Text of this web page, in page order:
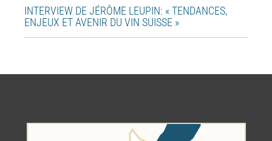
INTERVIEW DE JÉRÔME LEUPIN: « TENDANCES,
ENJEUX ET AVENIR DU VIN SUISSE »